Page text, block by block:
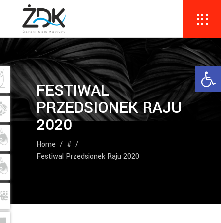
FESTIWAL
PRZEDSIONEK RAJU
2020
Home / # /
Festiwal Przedsionek Raju 2020